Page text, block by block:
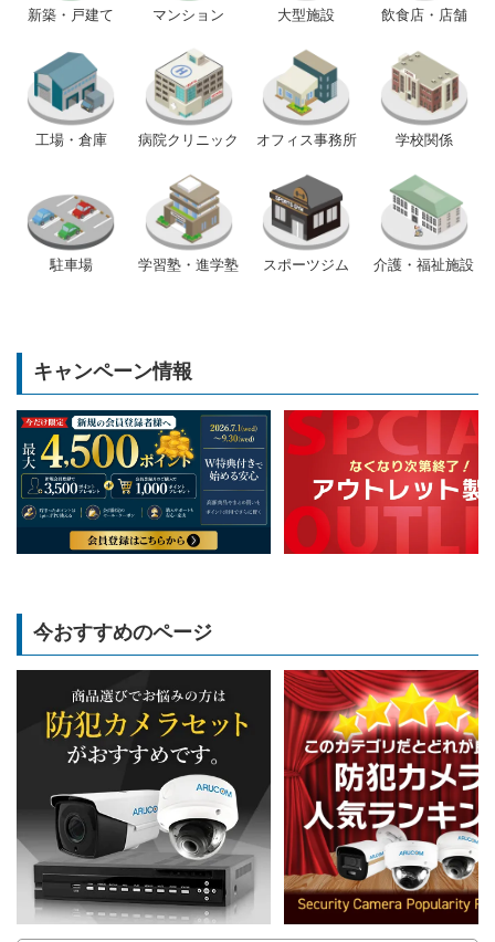
新築・戸建て マンション 大型施設 飲食店・店舗
工場・倉庫 病院クリニック オフィス事務所 学校関係
駐車場 学習塾・進学塾 スポーツジム 介護・福祉施設
キャンペーン情報
今おすすめのページ